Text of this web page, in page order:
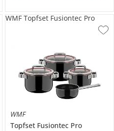
WMF
Topfset Fusiontec Pro
WMF Topfset Fusiontec Pro